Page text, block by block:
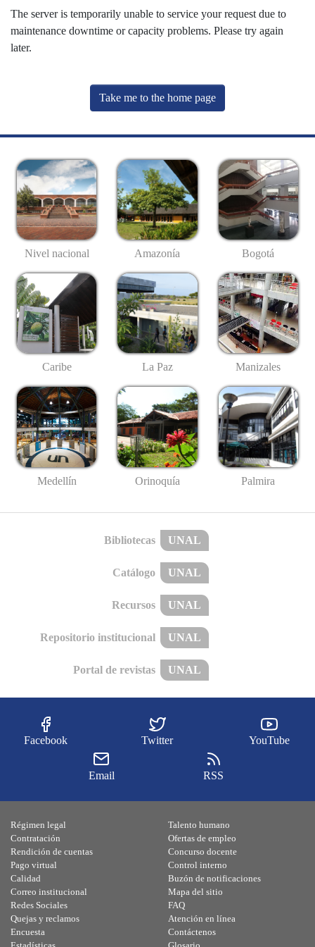
The server is temporarily unable to service your request due to
maintenance downtime or capacity problems. Please try again
later.
Take me to the home page
Nivel nacional Amazonía Bogotá
Caribe La Paz Manizales
Medellín Orinoquía Palmira
Bibliotecas UNAL
Catálogo UNAL
Recursos UNAL
Repositorio institucional UNAL
Portal de revistas UNAL
Facebook Twitter YouTube
Email RSS
Régimen legal
Contratación
Rendición de cuentas
Pago virtual
Calidad
Talento humano
Ofertas de empleo
Concurso docente
Control interno
Buzón de notificaciones
Correo institucional
Redes Sociales
Quejas y reclamos
Encuesta
Mapa del sitio
FAQ
Atención en línea
Contáctenos